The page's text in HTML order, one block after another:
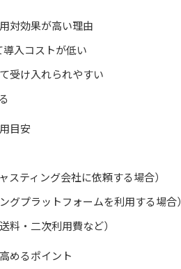
対効果が高い理由
入コストが低い
受け入れられやすい
目安
ティング会社に依頼する場合）
グプラットフォームを利用する場合）
料・二次利用費など）
めるポイント